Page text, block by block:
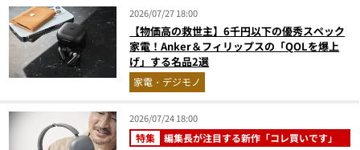
2026/07/27 18:00
【物価高の救世主】6千円以下の優秀スペック
家電！Anker＆フィリップスの「QOLを爆上
げ」する名品2選
家電・デジモノ
2026/07/24 18:00
特集 編集長が注目する新作「コレ買いです」